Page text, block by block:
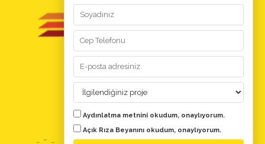
Aydınlatma metnini okudum, onaylıyorum.
Açık Rıza Beyanını okudum, onaylıyorum.
GİZLİLİK ve KULLANIM
Kullanım Koşulları
Aydınlatma Metni
Kişisel Verilerin Korunması
YARDIM
Evdeki Fırsat Nedir?